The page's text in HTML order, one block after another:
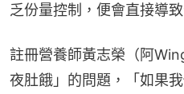
乏份量控制，便會直接導
註冊營養師黃志榮（阿
夜肚餓」的問題，「如果